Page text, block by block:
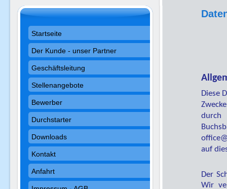
Diese
auf
Der
Wir
Startseite
Der Kunde - unser Partner
Geschäftsleitung
Stellenangebote
Bewerber
Durchstarter
Downloads
Kontakt
Anfahrt